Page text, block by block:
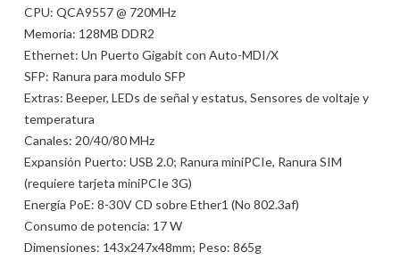
CPU: QCA9557 @ 720MHz
Memoria: 128MB DDR2
Ethernet: Un Puerto Gigabit con Auto-MDI/X
SFP: Ranura para modulo SFP
Extras: Beeper, LEDs de señal y estatus, Sensores de voltaje y
temperatura
Canales: 20/40/80 MHz
Expansión Puerto: USB 2.0; Ranura miniPCIe, Ranura SIM
(requiere tarjeta miniPCIe 3G)
Energía PoE: 8-30V CD sobre Ether1 (No 802.3af)
Consumo de potencia: 17 W
Dimensiones: 143x247x48mm; Peso: 865g